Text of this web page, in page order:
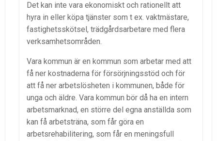
Det kan inte vara ekonomiskt och rationellt att
hyra in eller köpa tjänster som t ex. vaktmästare,
fastighetsskötsel, trädgårdsarbetare med flera
verksamhetsområden.
Vara kommun är en kommun som arbetar med att
få ner kostnaderna för försörjningsstöd och för
att få ner arbetslösheten i kommunen, både för
unga och äldre. Vara kommun bör då ha en intern
arbetsmarknad, en större del egna anställda som
kan få arbetsträna, som får göra en
arbetsrehabilitering, som får en meningsfull